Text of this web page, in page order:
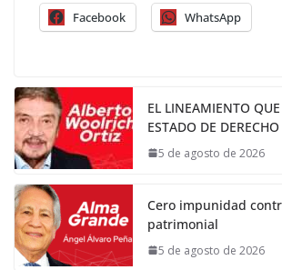
Facebook WhatsApp
EL LINEAMIENTO
ESTADO DE DERECHO
5 de agosto de 2026
Cero impunidad
patrimonial
5 de agosto de 2026